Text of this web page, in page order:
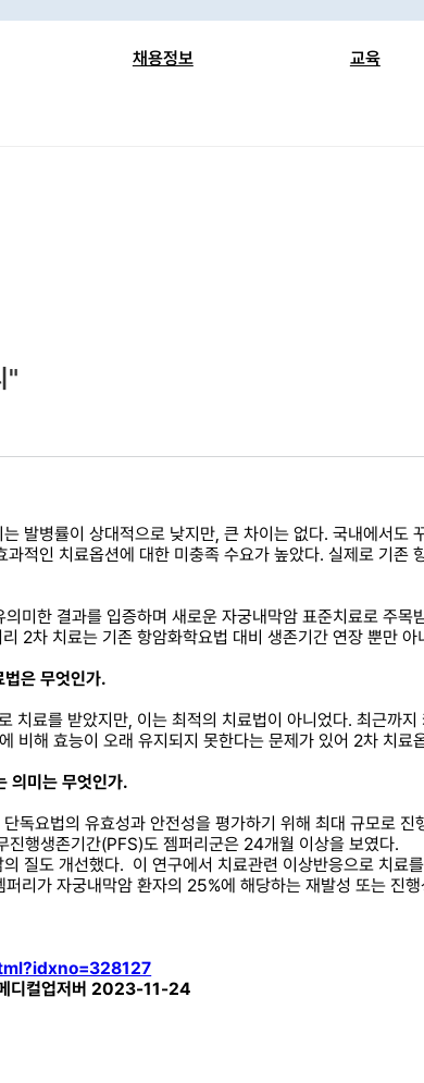
채용정보 교육
"
발병률이 상대적으로 낮지만, 큰 차이는 없다. 국내에서
적인 치료옵션에 대한 미충족 수요가 높았다. 실제로 기
미한 결과를 입증하며 새로운 자궁내막암 표준치료로
차 치료는 기존 항암화학요법 대비 생존기간 연장 뿐만
은 무엇인가.
료를 받았지만, 이는 최적의 치료법이 아니었다. 최근까
비해 효능이 오래 유지되지 못한다는 문제가 있어 2차 치료
의미는 무엇인가.
요법의 유효성과 안전성을 평가하기 위해 최대 규모로
행생존기간(PFS)도 젬퍼리군은 24개월 이상을 보였다.
질도 개선했다. 이 연구에서 치료관련 이상반응으로 치
리가 자궁내막암 환자의 25%에 해당하는 재발성 또는
메디컬업저버 2023-11-24